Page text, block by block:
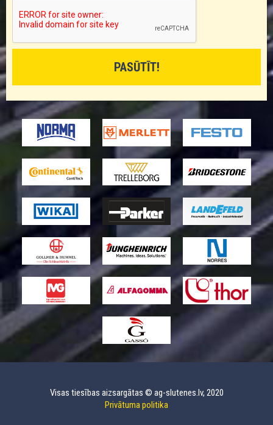
Visas tiesības aizsargātas © ag-slutenes.lv, 2020
Privātuma politika